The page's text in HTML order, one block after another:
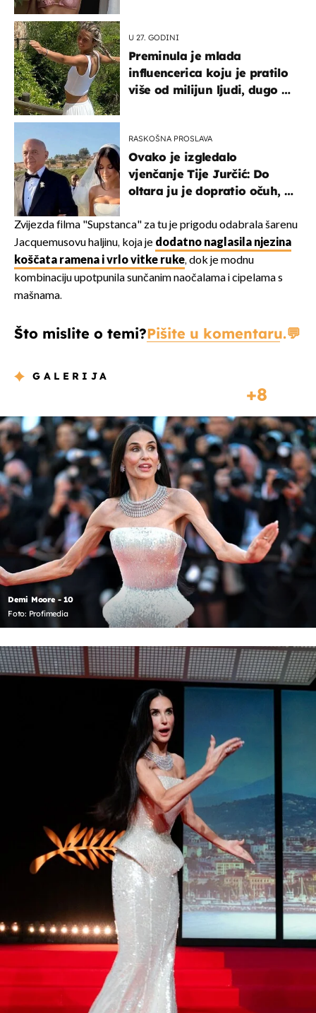
U 27. GODINI
Preminula je mlada
influencerica koju je pratilo
više od milijun ljudi, dugo se
RASKOŠNA PROSLAVA
Ovako je izgledalo
vjenčanje Tije Jurčić: Do
oltara ju je dopratio očuh, a
Zvijezda filma "Supstanca" za tu je prigodu odabrala šarenu
Jacquemusovu haljinu, koja je dodatno naglasila njezina
koščata ramena i vrlo vitke ruke, dok je modnu
kombinaciju upotpunila sunčanim naočalama i cipelama s
mašnama.
Što mislite o temi?Pišite u komentaru.
GALERIJA
8
Demi Moore - 10
Foto: Profimedia